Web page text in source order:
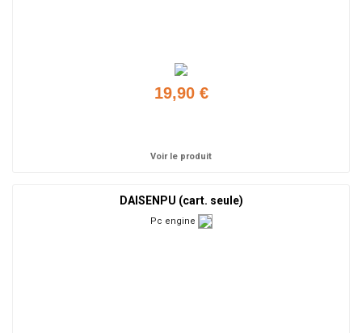
19,90 €
Voir le produit
DAISENPU (cart. seule)
Pc engine